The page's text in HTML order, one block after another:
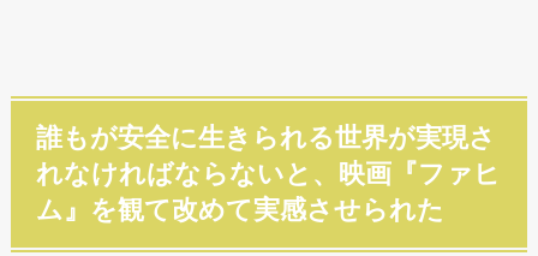
誰もが安全に生きられる世界が実現さ
れなければならないと、映画『ファヒ
ム』を観て改めて実感させられた